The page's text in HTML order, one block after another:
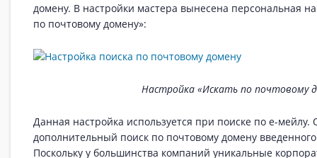
домену. В настройки мастера вынесена персональная
по почтовому домену»:
Настройка «Искать по почтовому
Данная настройка используется при поиске по е-мейлу.
дополнительный поиск по почтовому домену
Поскольку у большинства компаний уникальные